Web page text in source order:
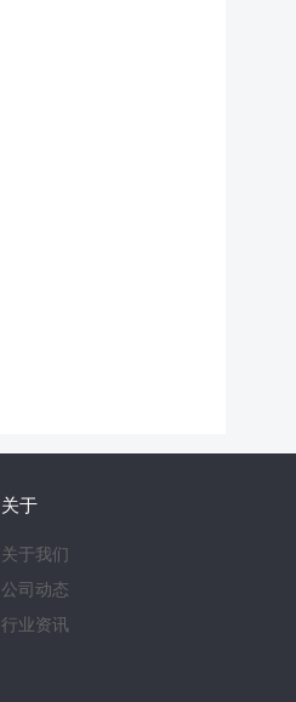
关于
关于我们
公司动态
行业资讯